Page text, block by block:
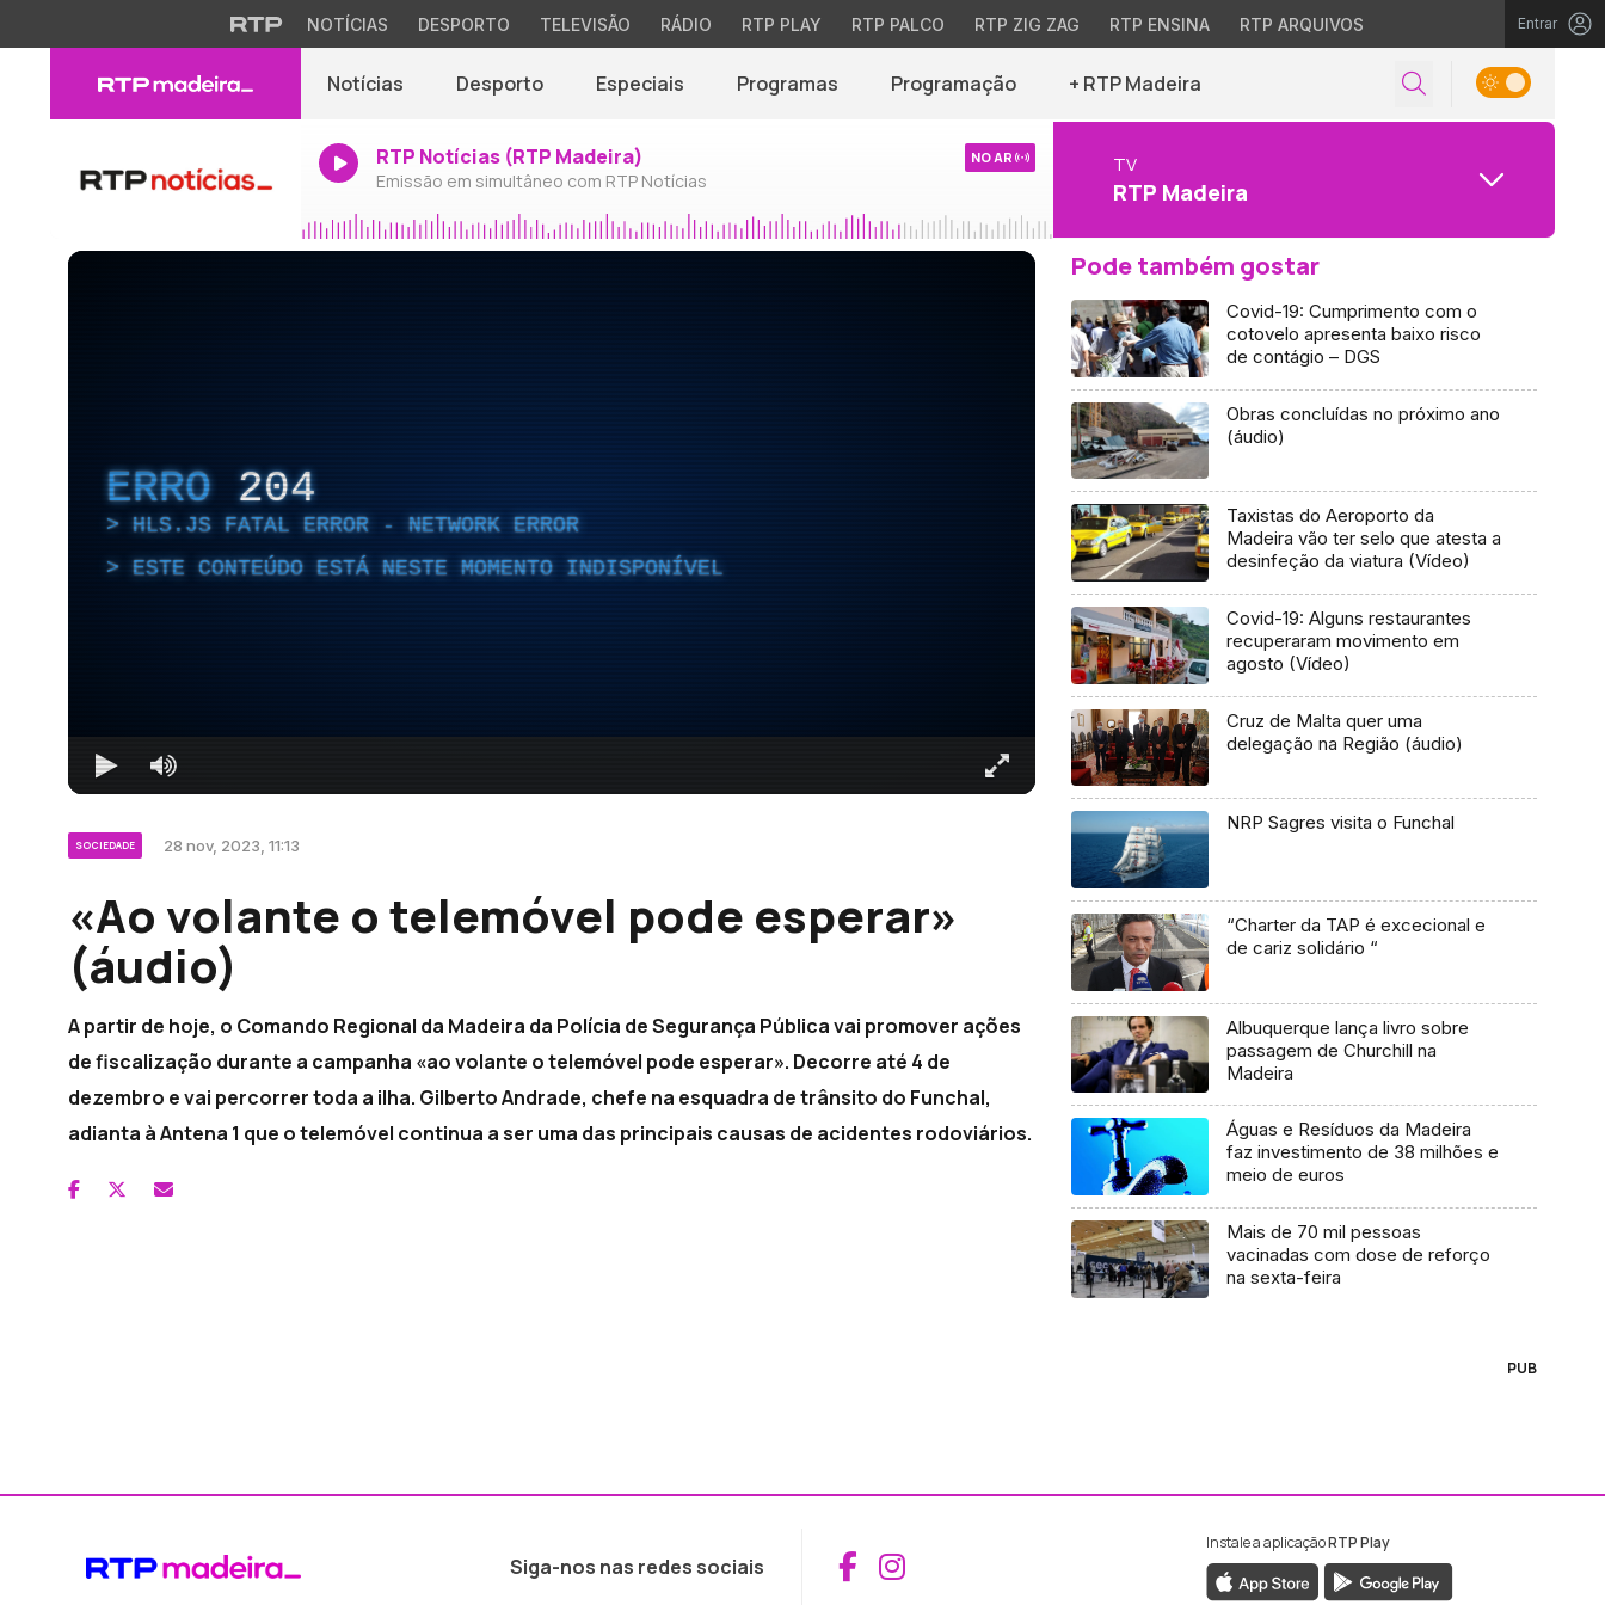
NOTÍCIAS DESPORTO TELEVISÃO RÁDIO RTP PLAY RTP PALCO RTP ZIG ZAG RTP ENSINA RTP ARQUIVOS Entrar
Notícias Desporto Especiais Programas Programação + RTP Madeira
RTP Notícias (RTP Madeira)
Emissão em simultâneo com RTP Notícias
NO AR TV
RTP Madeira
ERRO 204
HLS.JS FATAL ERROR - NETWORK ERROR
ESTE CONTEÚDO ESTÁ NESTE MOMENTO INDISPONÍVEL
SOCIEDADE 28 nov, 2023, 11:13
«Ao volante o telemóvel pode esperar»
(áudio)
A partir de hoje, o Comando Regional da Madeira da Polícia de Segurança Pública vai promover ações
de fiscalização durante a campanha «ao volante o telemóvel pode esperar». Decorre até 4 de
dezembro e vai percorrer toda a ilha. Gilberto Andrade, chefe na esquadra de trânsito do Funchal,
adianta à Antena 1 que o telemóvel continua a ser uma das principais causas de acidentes rodoviários.
Pode também gostar
Covid-19: Cumprimento com o
cotovelo apresenta baixo risco
de contágio – DGS
Obras concluídas no próximo ano
(áudio)
Taxistas do Aeroporto da
Madeira vão ter selo que atesta a
desinfeção da viatura (Vídeo)
Covid-19: Alguns restaurantes
recuperaram movimento em
agosto (Vídeo)
Cruz de Malta quer uma
delegação na Região (áudio)
NRP Sagres visita o Funchal
“Charter da TAP é excecional e
de cariz solidário “
Albuquerque lança livro sobre
passagem de Churchill na
Madeira
Águas e Resíduos da Madeira
faz investimento de 38 milhões e
meio de euros
Mais de 70 mil pessoas
vacinadas com dose de reforço
na sexta-feira
PUB
Siga-nos nas redes sociais Aceder ao Facebook da RTP Madeira
Aceder ao Instagram da RTP Madeira
Instale a aplicaçãoRTP Play